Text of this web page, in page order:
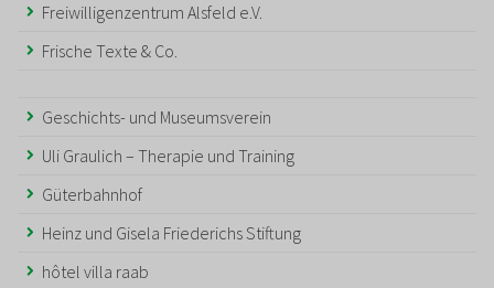
Freiwilligenzentrum Alsfeld e.V.
Frische Texte & Co.
Geschichts- und Museumsverein
Uli Graulich – Therapie und Training
Güterbahnhof
Heinz und Gisela Friederichs Stiftung
hôtel villa raab